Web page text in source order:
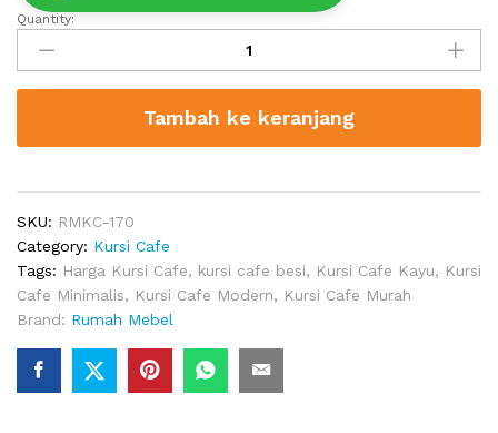
Kursi
Cafe
Besi
Holly
Quantity:
Tambah ke keranjang
SKU: RMKC-170
Category: Kursi Cafe
Tags: Harga Kursi Cafe, kursi cafe besi, Kursi Cafe Kayu, Kursi
Cafe Minimalis, Kursi Cafe Modern, Kursi Cafe Murah
Brand: Rumah Mebel